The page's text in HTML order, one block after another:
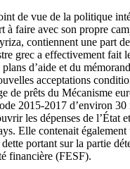
de vue de la politique
à faire avec son propre
contiennent une part
grec a effectivement fait
d’aide et du
acceptations
de prêts du Mécanisme
2015-2017 d’environ 30
les dépenses de l’État
Elle contenait
portant sur la partie
financière (FESF).